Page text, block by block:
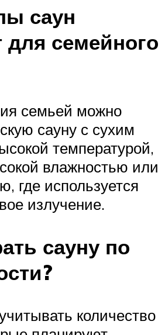
саун
для семейного
семьей можно
сауну с сухим
температурой,
влажностью или
где используется
излучение.
сауну по
количество